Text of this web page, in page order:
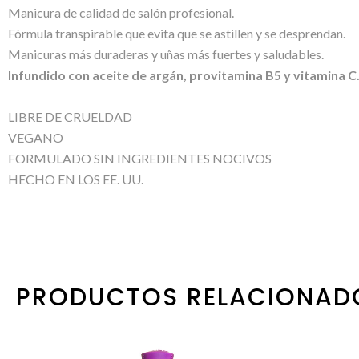
Manicura de calidad de salón profesional.
Fórmula transpirable que evita que se astillen y se desprendan.
Manicuras más duraderas y uñas más fuertes y saludables.
Infundido con aceite de argán, provitamina B5 y vitamina C.
LIBRE DE CRUELDAD
VEGANO
FORMULADO SIN INGREDIENTES NOCIVOS
HECHO EN LOS EE. UU.
PRODUCTOS